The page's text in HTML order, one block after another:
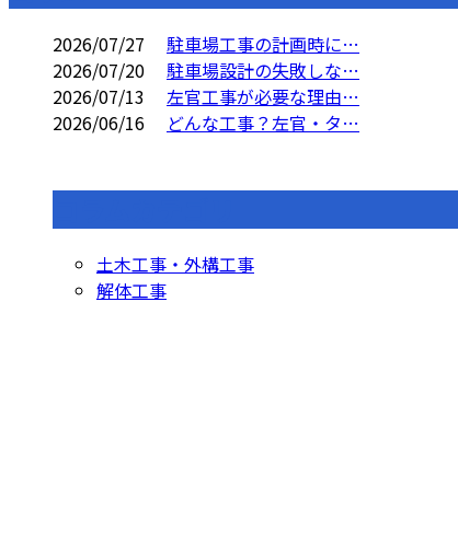
2026/07/27
駐車場工事の計画時に…
2026/07/20
駐車場設計の失敗しな…
2026/07/13
左官工事が必要な理由…
2026/06/16
どんな工事？左官・タ…
土木工事・外構工事
解体工事